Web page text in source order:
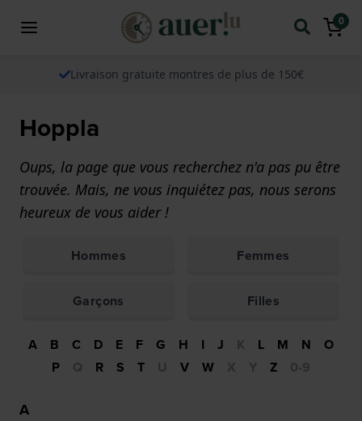
0
Livraison gratuite montres de plus de 150€
Hoppla
Oups, la page que vous recherchez n'a pas pu être
trouvée. Mais, ne vous inquiétez pas, nous serons
heureux de vous aider !
Hommes Femmes
Garçons Filles
A B C D E F G H I J K L M N
O
P
Q R S T U V W X Y Z 0-9
A